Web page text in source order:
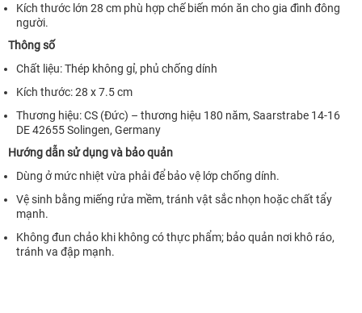
Kích thước lớn 28 cm phù hợp chế biến món ăn cho gia đình đông
người.
Thông số
Chất liệu: Thép không gỉ, phủ chống dính
Kích thước: 28 x 7.5 cm
Thương hiệu: CS (Đức) – thương hiệu 180 năm, Saarstrabe 14-16
DE 42655 Solingen, Germany
Hướng dẫn sử dụng và bảo quản
Dùng ở mức nhiệt vừa phải để bảo vệ lớp chống dính.
Vệ sinh bằng miếng rửa mềm, tránh vật sắc nhọn hoặc chất tẩy
mạnh.
Không đun chảo khi không có thực phẩm; bảo quản nơi khô ráo,
tránh va đập mạnh.